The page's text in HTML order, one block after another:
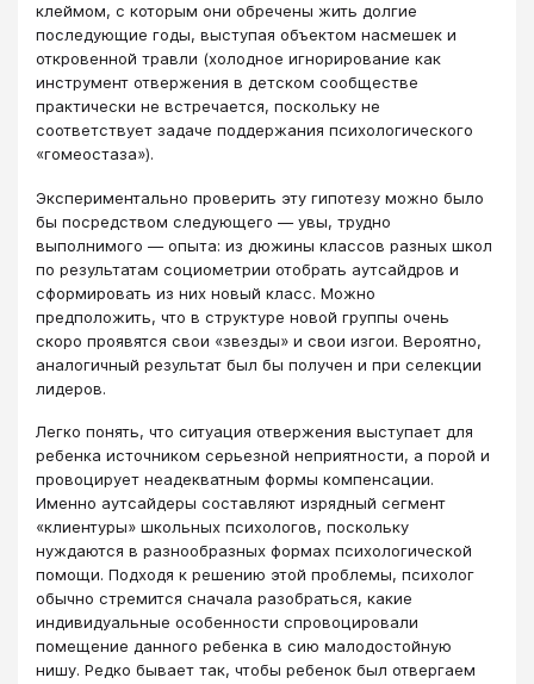
клеймом, с которым они обречены жить долгие
последующие годы, выступая объектом насмешек и
откровенной травли (холодное игнорирование как
инструмент отвержения в детском сообществе
практически не встречается, поскольку не
соответствует задаче поддержания психологического
«гомеостаза»).
Экспериментально проверить эту гипотезу можно было
бы посредством следующего — увы, трудно
выполнимого — опыта: из дюжины классов разных школ
по результатам социометрии отобрать аутсайдров и
сформировать из них новый класс. Можно
предположить, что в структуре новой группы очень
скоро проявятся свои «звезды» и свои изгои. Вероятно,
аналогичный результат был бы получен и при селекции
лидеров.
Легко понять, что ситуация отвержения выступает для
ребенка источником серьезной неприятности, а порой и
провоцирует неадекватным формы компенсации.
Именно аутсайдеры составляют изрядный сегмент
«клиентуры» школьных психологов, поскольку
нуждаются в разнообразных формах психологической
помощи. Подходя к решению этой проблемы, психолог
обычно стремится сначала разобраться, какие
индивидуальные особенности спровоцировали
помещение данного ребенка в сию малодостойную
нишу. Редко бывает так, чтобы ребенок был отвергаем